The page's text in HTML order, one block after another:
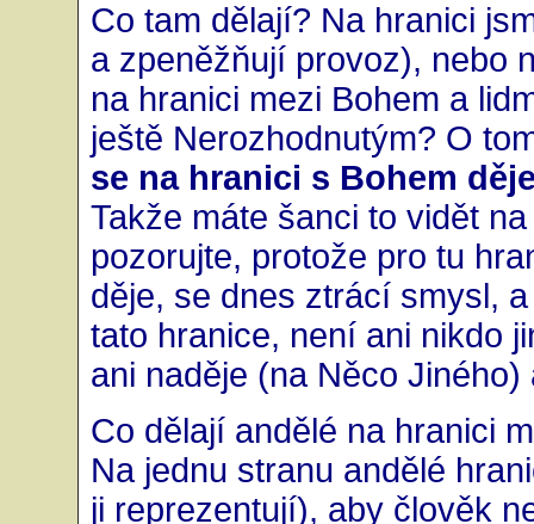
Co tam dělají? Na hranici
a zpeněžňují provoz), nebo
na hranici mezi Bohem a
ještě Nerozhodnutým? O
se na hranici s Bohem
Takže máte šanci to vidět
pozorujte, protože pro tu
děje, se dnes ztrácí smysl,
tato hranice, není ani nikdo
ani naděje (na Něco
Co dělají andělé na hranici
Na jednu stranu andělé
ji reprezentují), aby člověk